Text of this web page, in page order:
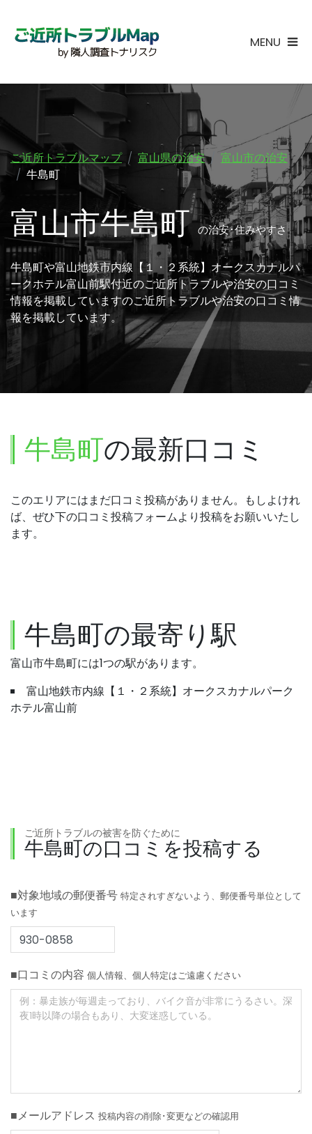
MENU
ご近所トラブルマップ 富山県の治安
富山市の治安
牛島町
富山市牛島町の治安･住みやすさ
牛島町や富山地鉄市内線【１・２系統】オークスカナルパ
ークホテル富山前駅付近のご近所トラブルや治安の口コミ
情報を掲載していますのご近所トラブルや治安の口コミ情
報を掲載しています。
牛島町の最新口コミ
このエリアにはまだ口コミ投稿がありません。もしよけれ
ば、ぜひ下の口コミ投稿フォームより投稿をお願いいたし
ます。
牛島町の最寄り駅
富山市牛島町には1つの駅があります。
富山地鉄市内線【１・２系統】オークスカナルパーク
ホテル富山前
ご近所トラブルの被害を防ぐために
牛島町の口コミを投稿する
■対象地域の郵便番号 特定されすぎないよう、郵便番号単位として
います
■口コミの内容 個人情報、個人特定はご遠慮ください
■メールアドレス 投稿内容の削除･変更などの確認用